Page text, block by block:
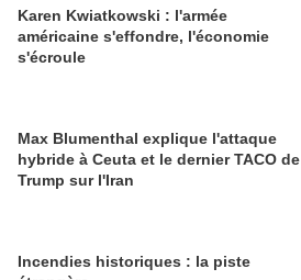
Karen Kwiatkowski : l'armée
américaine s'effondre, l'économie
s'écroule
Max Blumenthal explique l'attaque
hybride à Ceuta et le dernier TACO de
Trump sur l'Iran
Incendies historiques : la piste